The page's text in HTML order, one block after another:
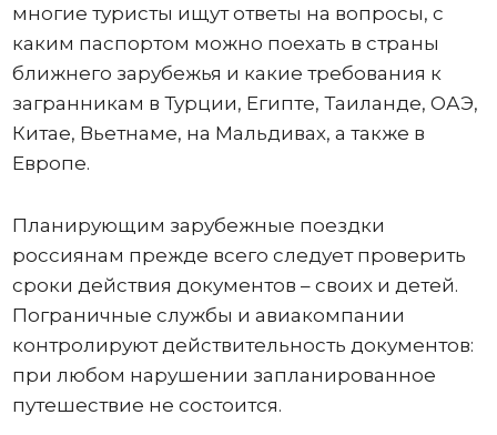
многие туристы ищут ответы на вопросы, с
каким паспортом можно поехать в страны
ближнего зарубежья и какие требования к
загранникам в Турции, Египте, Таиланде, ОАЭ,
Китае, Вьетнаме, на Мальдивах, а также в
Европе.
Планирующим зарубежные поездки
россиянам прежде всего следует проверить
сроки действия документов – своих и детей.
Пограничные службы и авиакомпании
контролируют действительность документов:
при любом нарушении запланированное
путешествие не состоится.